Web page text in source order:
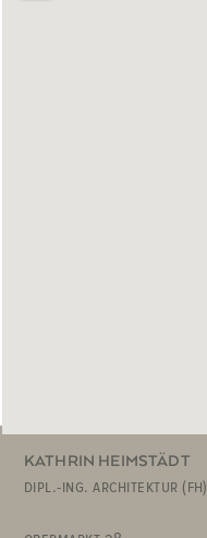
KATHRIN HEIMSTÄDT
dipl.-ing. architektur (fh)